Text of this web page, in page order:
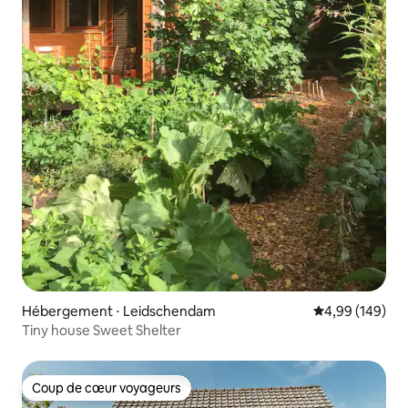
Hébergement ⋅ Leidschendam Évaluation
4,99 (149)
Tiny house Sweet Shelter
Coup de cœur voyageurs
Coup de cœur voyageurs